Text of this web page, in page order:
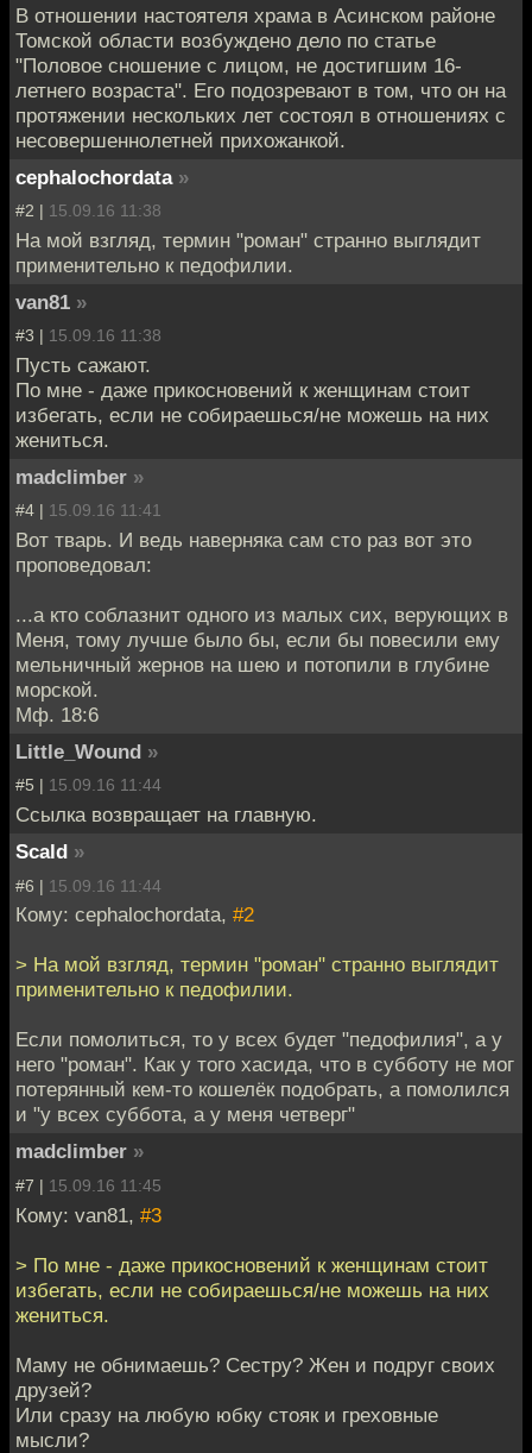
В отношении настоятеля храма в Асинском районе
Томской области возбуждено дело по статье
"Половое сношение с лицом, не достигшим 16-
летнего возраста". Его подозревают в том, что он на
протяжении нескольких лет состоял в отношениях с
несовершеннолетней прихожанкой.
cephalochordata »
#2 | 15.09.16 11:38
На мой взгляд, термин "роман" странно выглядит
применительно к педофилии.
van81 »
#3 | 15.09.16 11:38
Пусть сажают.
По мне - даже прикосновений к женщинам стоит
избегать, если не собираешься/не можешь на них
жениться.
madclimber »
#4 | 15.09.16 11:41
Вот тварь. И ведь наверняка сам сто раз вот это
проповедовал:
...а кто соблазнит одного из малых сих, верующих в
Меня, тому лучше было бы, если бы повесили ему
мельничный жернов на шею и потопили в глубине
морской.
Мф. 18:6
Little_Wound »
#5 | 15.09.16 11:44
Ссылка возвращает на главную.
Scald »
#6 | 15.09.16 11:44
Кому: cephalochordata, #2
> На мой взгляд, термин "роман" странно выглядит
применительно к педофилии.
Если помолиться, то у всех будет "педофилия", а у
него "роман". Как у того хасида, что в субботу не мог
потерянный кем-то кошелёк подобрать, а помолился
и "у всех суббота, а у меня четверг"
madclimber »
#7 | 15.09.16 11:45
Кому: van81, #3
> По мне - даже прикосновений к женщинам стоит
избегать, если не собираешься/не можешь на них
жениться.
Маму не обнимаешь? Сестру? Жен и подруг своих
друзей?
Или сразу на любую юбку стояк и греховные
мысли?